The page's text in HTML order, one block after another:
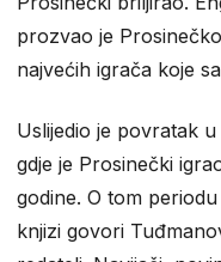
prozvao je
najvećih igrača koje
Uslijedio je povratak
gdje je Prosinečki
godine. O tom
knjizi govori